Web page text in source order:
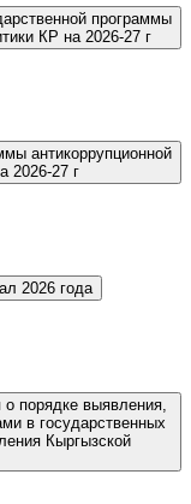
программы
КР на 2026-27 г
антикоррупционной
2026-27 г
2026 года
порядке выявления,
в государственных
Кыргызской